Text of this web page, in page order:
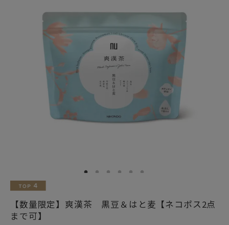
1 2 3 4 5 6
【数量限定】爽漢茶 黒豆＆はと麦【ネコポス2点
まで可】
ヘア・ボディケア
ブランドから選ぶ
ショッピングガイド